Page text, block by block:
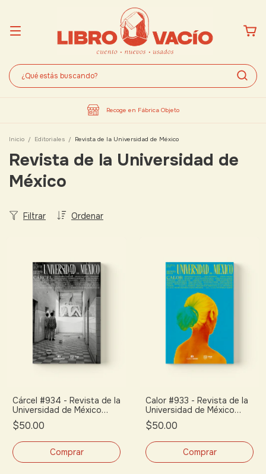
Recoge en Fábrica Objeto
Inicio / Editoriales / Revista de la Universidad de México
Revista de la Universidad de
México
Ordenar
Filtrar
Cárcel #934 - Revista de la
Universidad de México
(julio 2026)
$50.00
Calor #933 - Revista de la
Universidad de México
(junio 2026)
$50.00